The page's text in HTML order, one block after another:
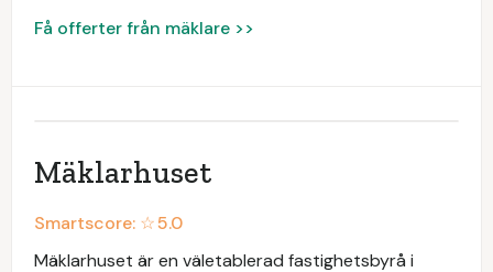
Få offerter från mäklare >>
Mäklarhuset
Smartscore: ☆5.0
Mäklarhuset är en väletablerad fastighetsbyrå i